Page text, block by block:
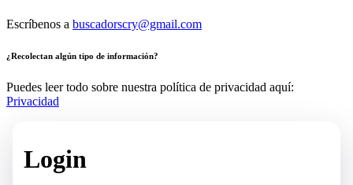
Escríbenos a buscadorscry@gmail.com
¿Recolectan algún tipo de información?
Puedes leer todo sobre nuestra política de privacidad aquí:
Privacidad
Login